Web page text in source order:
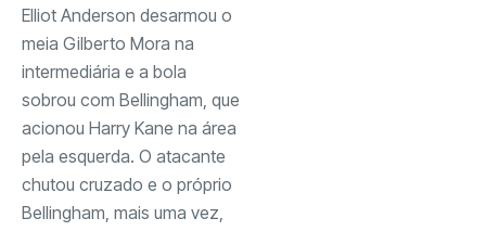
Elliot Anderson desarmou o
meia Gilberto Mora na
intermediária e a bola
sobrou com Bellingham, que
acionou Harry Kane na área
pela esquerda. O atacante
chutou cruzado e o próprio
Bellingham, mais uma vez,